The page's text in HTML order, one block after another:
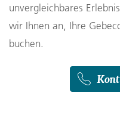
unvergleichbares
wir Ihnen an, Ihre
buchen.